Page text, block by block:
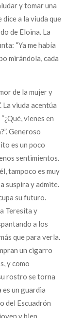
y tomar una
a la viuda que
de Eloina. La
“Ya me había
mirándola, cada
de la mujer y
La viuda acentúa
vienes en
Generoso
es un poco
sentimientos.
tampoco es muy
suspira y admite.
su futuro.
Teresita y
a los
que para verla.
un cigarro
y como
rostro se torna
es un guardia
del Escuadrón
y bien